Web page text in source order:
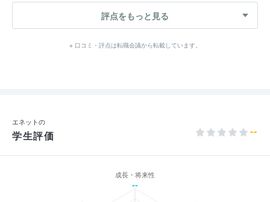
評点をもっと見る
※ 口コミ・評点は転職会議から転載しています。
エネットの
学生評価 --
成長・将来性
--